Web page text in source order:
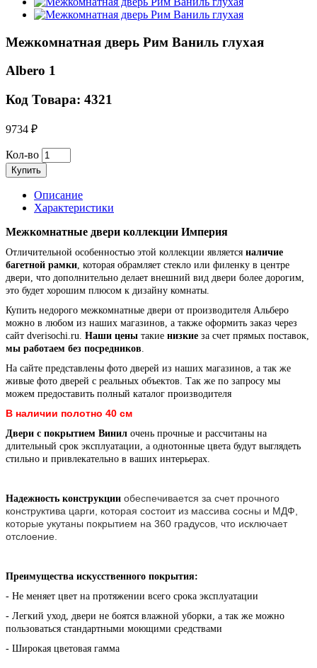
Межкомнатная дверь Рим Ваниль глухая
Albero 1
Код Товара: 4321
9734 ₽
Кол-во
Купить
Описание
Характеристики
Межкомнатные двери коллекции Империя
Отличительной особенностью этой коллекции является наличие
багетной рамки , которая обрамляет стекло или филенку в центре
двери, что дополнительно делает внешний вид двери более дорогим,
это будет хорошим плюсом к дизайну комнаты.
Купить недорого межкомнатные двери от производителя Альберо
можно в любом из наших магазинов, а также оформить заказ через
сайт dverisochi.ru. Наши цены такие низкие за счет прямых поставок,
мы работаем без посредников
На сайте представлены фото дверей из наших магазинов, а так же
живые фото дверей с реальных объектов. Так же по запросу мы
можем предоставить полный каталог производителя
В наличии полотно 40 см
Двери с покрытием Винил очень прочные и рассчитаны на
длительный срок эксплуатации, а однотонные цвета будут выглядеть
стильно и привлекательно в ваших интерьерах.
Надежность конструкции обеспечивается за счет прочного
конструктива царги, которая состоит из массива сосны и МДФ,
которые укутаны покрытием на 360 градусов, что исключает
отслоение.
Преимущества искусственного покрытия:
- Не меняет цвет на протяжении всего срока эксплуатации
- Легкий уход, двери не боятся влажной уборки, а так же можно
пользоваться стандартными моющими средствами
- Широкая цветовая гамма